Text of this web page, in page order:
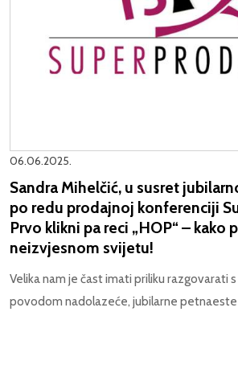
06.06.2025.
Sandra Mihelčić, u susret
po redu prodajnoj konferenciji
Prvo klikni pa reci „HOP“ – kako
neizvjesnom svijetu!
Velika nam je čast imati priliku razgovarati
povodom nadolazeće, jubilarne